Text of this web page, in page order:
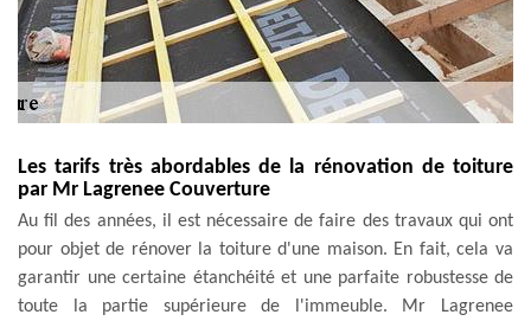
Les tarifs très abordables de la rénovation de toiture
par Mr Lagrenee Couverture
Au fil des années, il est nécessaire de faire des travaux qui ont
pour objet de rénover la toiture d'une maison. En fait, cela va
garantir une certaine étanchéité et une parfaite robustesse de
toute la partie supérieure de l'immeuble. Mr Lagrenee